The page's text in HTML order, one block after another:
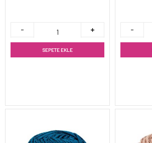
SEPETE EKLE